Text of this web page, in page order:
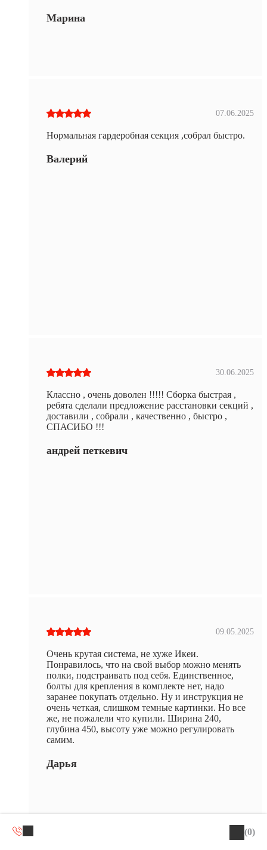
(0)
Марина
07.06.2025
Нормальная гардеробная секция ,собрал быстро.
Валерий
30.06.2025
Классно , очень доволен !!!!! Сборка быстрая ,
ребята сделали предложение расстановки секций ,
доставили , собрали , качественно , быстро ,
СПАСИБО !!!
андрей петкевич
09.05.2025
Очень крутая система, не хуже Икеи.
Понравилось, что на свой выбор можно менять
полки, подстраивать под себя. Единственное,
болты для крепления в комплекте нет, надо
заранее покупать отдельно. Ну и инструкция не
очень четкая, слишком темные картинки. Но все
же, не пожалели что купили. Ширина 240,
глубина 450, высоту уже можно регулировать
самим.
Дарья